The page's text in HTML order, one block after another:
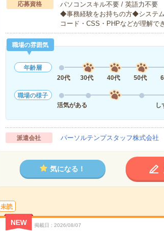
応募資格
パソコンスキル不要 / 英語力不要
◆事務経験をお持ちの方◆システ
コード・CSS・PHPなどが理解で
職場の雰囲気
年齢層
20代
30代 40代 50代
職場の様子
活気がある
し
派遣会社 パーソルテンプスタッフ株式会社
気になる！
未読
NEW 掲載日 2026/08/07